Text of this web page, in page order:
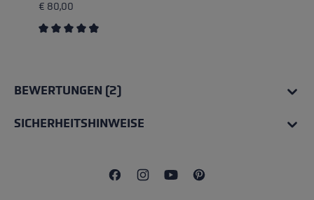
€ 80,00
BEWERTUNGEN (2)
SICHERHEITSHINWEISE